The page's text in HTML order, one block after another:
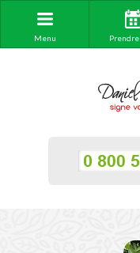
Menu Prendre